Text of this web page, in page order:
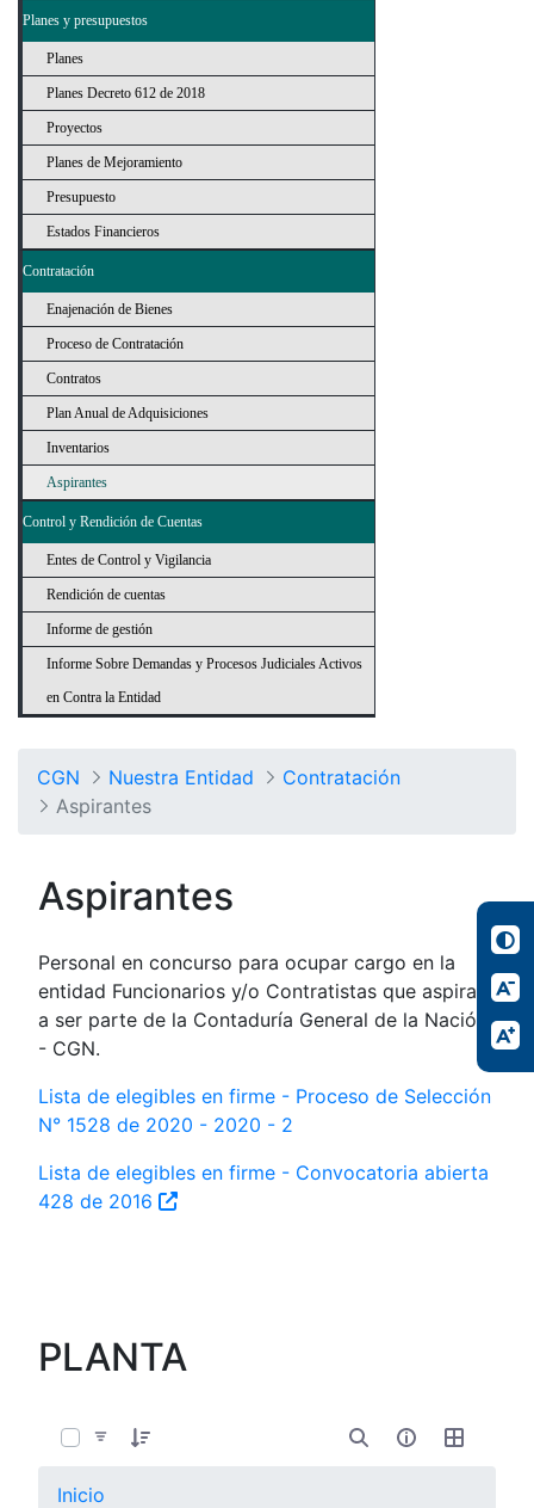
Planes y presupuestos
Planes
Planes Decreto 612 de 2018
Proyectos
Planes de Mejoramiento
Presupuesto
Estados Financieros
Contratación
Enajenación de Bienes
Proceso de Contratación
Contratos
Plan Anual de Adquisiciones
Inventarios
Aspirantes
Control y Rendición de Cuentas
Entes de Control y Vigilancia
Rendición de cuentas
Informe de gestión
Informe Sobre Demandas y Procesos Judiciales Activos
en Contra la Entidad
CGN Nuestra Entidad
Contratación
Aspirantes
Aspirantes
Personal en concurso para ocupar cargo en la
entidad Funcionarios y/o Contratistas que aspiran
a ser parte de la Contaduría General de la Nación
- CGN.
Lista de elegibles en firme - Proceso de Selección
N° 1528 de 2020 - 2020 - 2
Lista de elegibles en firme - Convocatoria abierta
428 de 2016
PLANTA
Inicio